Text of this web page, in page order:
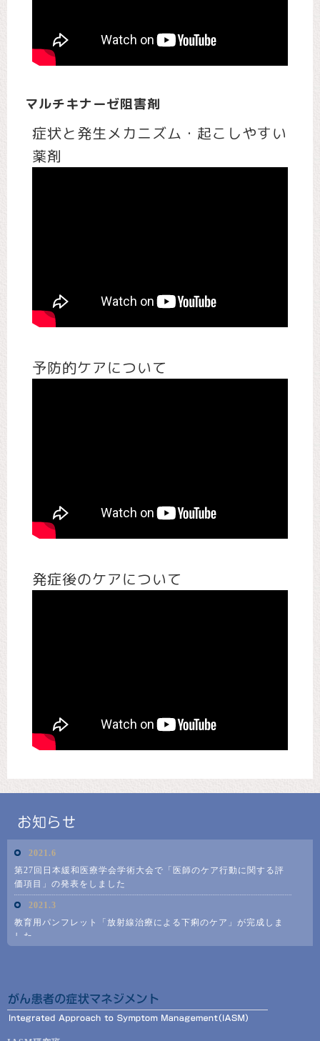
マルチキナーゼ阻害剤
症状と発生メカニズム・起こしやすい
薬剤
予防的ケアについて
発症後のケアについて